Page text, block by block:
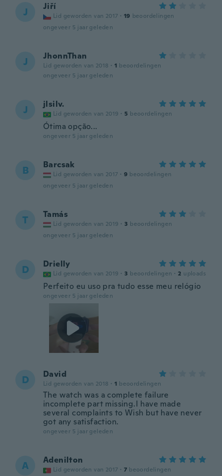
J Jiří
Lid geworden van 2017 · 19 beoordelingen
ongeveer 5 jaar geleden
J JhonnThan
Lid geworden van 2018 · 1 beoordelingen
ongeveer 5 jaar geleden
J jlsilv.
Lid geworden van 2019 · 5 beoordelingen
Ótima opção...
ongeveer 5 jaar geleden
B Barcsak
Lid geworden van 2017 · 9 beoordelingen
ongeveer 5 jaar geleden
T Tamás
Lid geworden van 2019 · 3 beoordelingen
ongeveer 5 jaar geleden
D Drielly
Lid geworden van 2019 · 3 beoordelingen · 2 uploads
Perfeito eu uso pra tudo esse meu relógio
ongeveer 5 jaar geleden
D David
Lid geworden van 2018 · 1 beoordelingen
The watch was a complete failure
incomplete part missing.I have made
several complaints to Wish but have never
got any satisfaction.
ongeveer 5 jaar geleden
A Adenilton
Lid geworden van 2017 · 7 beoordelingen